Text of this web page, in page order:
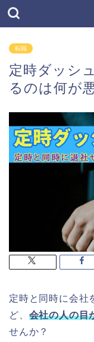
転職
定時ダッシ
るのは何が
定時と同時に会社
ど、 会社の人の目
せんか？